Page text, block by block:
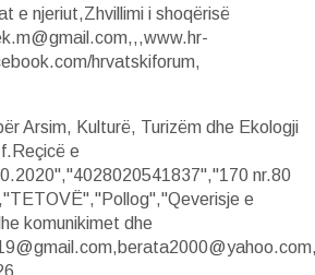
e njeriut,Zhvillimi i shoqërisë
hrvatskiforum,
Arsim, Kulturë, Turizëm dhe Ekologji
e
nr.80
e
komunikimet dhe